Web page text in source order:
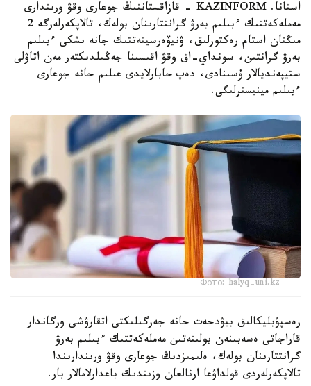
استانا. KAZINFORM - قازاقستاننىڭ جوعارى وقۋ ورىندارى
مەملەكەتتىك ءبىلىم بەرۋ گرانتتارىنان بولەك، تالاپكەرلەرگە 2
مىڭنان استام رەكتورلىق، ۋنيۆەرسيتەتتىك جانە ىشكى ءبىلىم
بەرۋ گرانتىن، سونداي-اق وقۋ اقىسىنا جەڭىلدىكتەر مەن اتاۋلى
ستيپەنديالار ۇسىنادى، دەپ حابارلايدى عىلىم جانە جوعارى
ءبىلىم مينيسترلىگى.
Фото: halyq-uni.kz
رەسپۋبليكالىق بيۋدجەت جانە جەرگىلىكتى اتقارۋشى ورگاندار
قاراجاتى ەسەبىنەن بولىنەتىن مەملەكەتتىك ءبىلىم بەرۋ
گرانتتارىنان بولەك، ەلىمىزدىڭ جوعارى وقۋ ورىندارىندا
تالاپكەرلەردى قولداۋعا ارنالعان وزىندىك باعدارلامالار بار.